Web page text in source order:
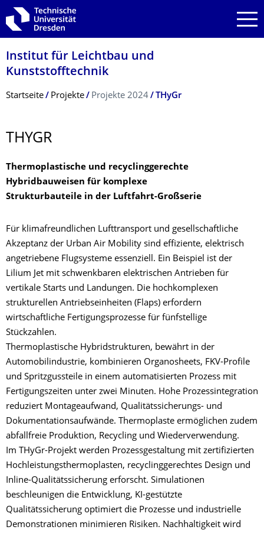
Zur Hauptnavigation springen
Zur Suche springen
Zum Inhalt springen
Institut für Leichtbau und
Kunststofftechnik
Breadcrumb-Menü
Startseite Projekte Projekte 2024 THyGr
THYGR
Thermoplastische und recyclinggerechte
Hybridbauweisen für komplexe
Strukturbauteile in der Luftfahrt-Großserie
Für klimafreundlichen Lufttransport und gesellschaftliche
Akzeptanz der Urban Air Mobility sind effiziente, elektrisch
angetriebene Flugsysteme essenziell. Ein Beispiel ist der
Lilium Jet mit schwenkbaren elektrischen Antrieben für
vertikale Starts und Landungen. Die hochkomplexen
strukturellen Antriebseinheiten (Flaps) erfordern
wirtschaftliche Fertigungsprozesse für fünfstellige
Stückzahlen.
Thermoplastische Hybridstrukturen, bewährt in der
Automobilindustrie, kombinieren Organosheets, FKV-Profile
und Spritzgussteile in einem automatisierten Prozess mit
Fertigungszeiten unter zwei Minuten. Hohe Prozessintegration
reduziert Montageaufwand, Qualitätssicherungs- und
Dokumentationsaufwände. Thermoplaste ermöglichen zudem
abfallfreie Produktion, Recycling und Wiederverwendung.
Im THyGr-Projekt werden Prozessgestaltung mit zertifizierten
Hochleistungsthermoplasten, recyclinggerechtes Design und
Inline-Qualitätssicherung erforscht. Simulationen
beschleunigen die Entwicklung, KI-gestützte
Qualitätssicherung optimiert die Prozesse und industrielle
Demonstrationen minimieren Risiken. Nachhaltigkeit wird